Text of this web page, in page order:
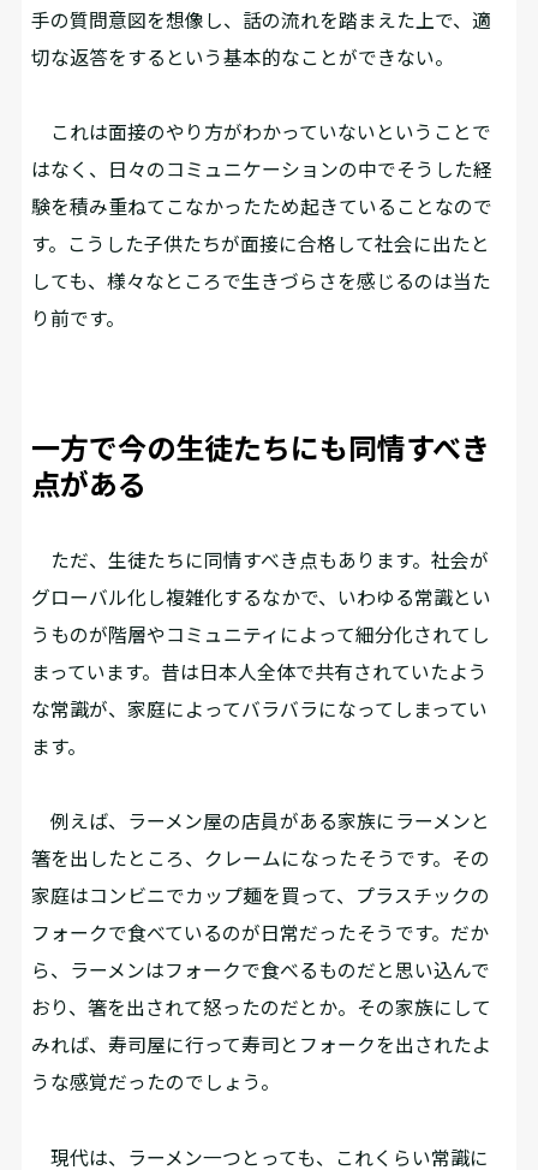
手の質問意図を想像し、話の流れを踏まえた上で、適
切な返答をするという基本的なことができない。
これは面接のやり方がわかっていないということで
はなく、日々のコミュニケーションの中でそうした経
験を積み重ねてこなかったため起きていることなので
す。こうした子供たちが面接に合格して社会に出たと
しても、様々なところで生きづらさを感じるのは当た
り前です。
一方で今の生徒たちにも同情すべき
点がある
ただ、生徒たちに同情すべき点もあります。社会が
グローバル化し複雑化するなかで、いわゆる常識とい
うものが階層やコミュニティによって細分化されてし
まっています。昔は日本人全体で共有されていたよう
な常識が、家庭によってバラバラになってしまってい
ます。
例えば、ラーメン屋の店員がある家族にラーメンと
箸を出したところ、クレームになったそうです。その
家庭はコンビニでカップ麺を買って、プラスチックの
フォークで食べているのが日常だったそうです。だか
ら、ラーメンはフォークで食べるものだと思い込んで
おり、箸を出されて怒ったのだとか。その家族にして
みれば、寿司屋に行って寿司とフォークを出されたよ
うな感覚だったのでしょう。
現代は、ラーメン一つとっても、これくらい常識に